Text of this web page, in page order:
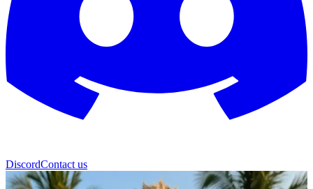
DiscordContact us